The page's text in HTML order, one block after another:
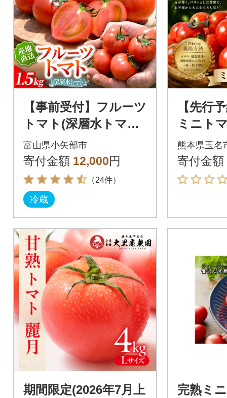
【事前受付】フルーツ
トマト(深層水トマト)
1.5キロ【濃厚な甘み
と旨み】
富山県小矢部市
寄付金額 12,000円
（24件）
冷蔵
【先行
ミニト
名市)
熊本県玉名
寄付金額
期間限定(2026年7月上 完熟ミ